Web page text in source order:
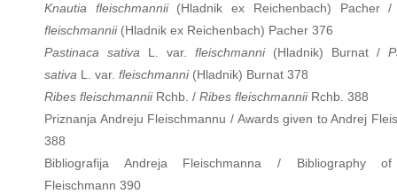
Knautia fleischmannii(Hladnik ex Reichenbach) Pacher
fleischmannii(Hladnik ex Reichenbach) Pacher 376
Pastinaca sativa L. var. fleischmanni(Hladnik) Burnat /
sativa L. var. fleischmanni(Hladnik) Burnat 378
Ribes fleischmanniiRchb. / Ribes fleischmanniiRchb. 388
Priznanja Andreju Fleischmannu / Awards given to Andrej
388
Bibliografija Andreja Fleischmanna / Bibliography
Fleischmann 390